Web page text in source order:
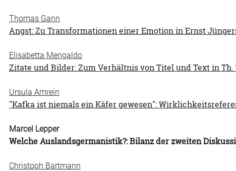
Thomas Gann
Angst: Zu Transformationen einer Emotion in Ernst
Elisabetta Mengaldo
Zitate und Bilder: Zum Verhältnis von Titel und Text in
Ursula Amrein
"Kafka ist niemals ein Käfer gewesen":
Marcel Lepper
Welche Auslandsgermanistik?: Bilanz der zweiten
Christoph Bartmann